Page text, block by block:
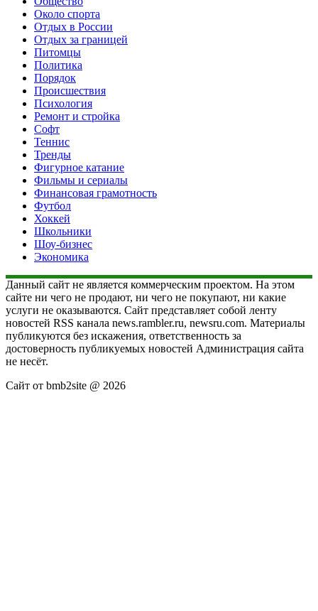
Около спорта
Отдых в России
Отдых за границей
Питомцы
Политика
Порядок
Происшествия
Психология
Ремонт и стройка
Софт
Теннис
Тренды
Фигурное катание
Фильмы и сериалы
Финансовая грамотность
Футбол
Хоккей
Школьники
Шоу-бизнес
Экономика
Данный сайт не является коммерческим проектом. На этом
сайте ни чего не продают, ни чего не покупают, ни какие
услуги не оказываются. Сайт представляет собой ленту
новостей RSS канала news.rambler.ru, newsru.com. Материалы
публикуются без искажения, ответственность за
достоверность публикуемых новостей Администрация сайта
не несёт.
Сайт от bmb2site @ 2026